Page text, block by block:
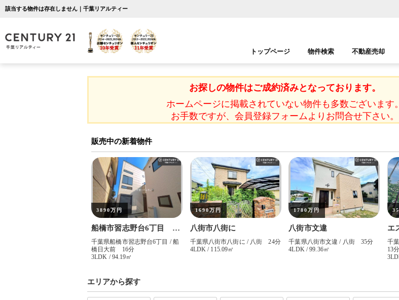
該当する物件は存在しません｜千葉リアルティー
トップページ 物件検索
千葉エリア 木更津エリア
不動産売却
お探しの物件はご成約済みとなっております。
ホームページに掲載されていない物件も多数ございます。
お手数ですが、会員登録フォームよりお問合せ下さい。
エリアから探す